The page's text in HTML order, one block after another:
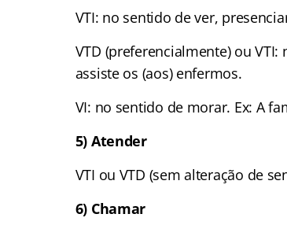
VTI: no sentido de ver,
VTD (preferencialmente) ou
assiste os (aos) enfermos.
VI: no sentido de morar. Ex: A
5) Atender
VTI ou VTD (sem alteração de
6) Chamar